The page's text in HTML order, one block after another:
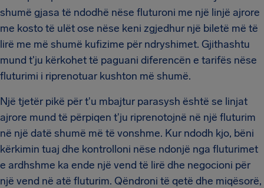
shumë gjasa të ndodhë nëse fluturoni me një linjë ajrore
me kosto të ulët ose nëse keni zgjedhur një biletë më të
lirë me më shumë kufizime për ndryshimet. Gjithashtu
mund t'ju kërkohet të paguani diferencën e tarifës nëse
fluturimi i riprenotuar kushton më shumë.
Një tjetër pikë për t'u mbajtur parasysh është se linjat
ajrore mund të përpiqen t'ju riprenotojnë në një fluturim
në një datë shumë më të vonshme. Kur ndodh kjo, bëni
kërkimin tuaj dhe kontrolloni nëse ndonjë nga fluturimet
e ardhshme ka ende një vend të lirë dhe negocioni për
një vend në atë fluturim. Qëndroni të qetë dhe miqësorë,